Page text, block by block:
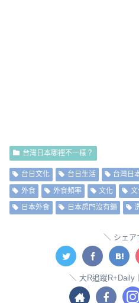
台灣日本哪裡不一樣？
台日文化 台日生活 台灣日
外食
外食頻率 文化
日本外食
日本房門沒有鎖
シェア
大R追蹤R+Daily